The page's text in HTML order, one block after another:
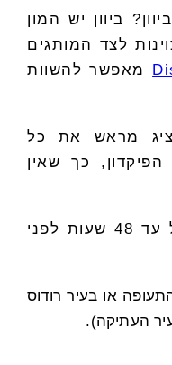
ביוון יש המון
לצד המותגים
מאפשר להשוות
מראש את כל
כך שאין
ביטול חינם: אפשרות לבטל עד 48 שעות לפני
או בעיר רודוס
העתיקה).